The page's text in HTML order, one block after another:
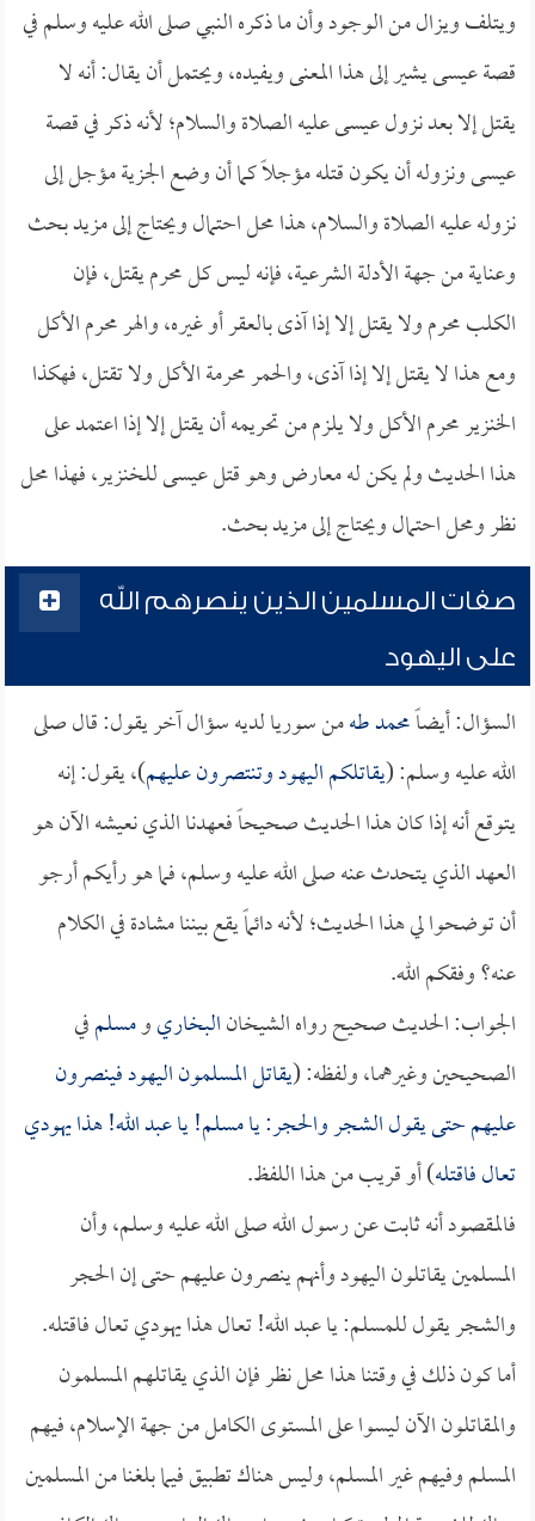
ويتلف ويزال من الوجود وأن ما ذكره النبي صلى الله عليه وسلم في
قصة عيسى يشير إلى هذا المعنى ويفيده، ويحتمل أن يقال: أنه لا
يقتل إلا بعد نزول عيسى عليه الصلاة والسلام؛ لأنه ذكر في قصة
عيسى ونزوله أن يكون قتله مؤجلاً كما أن وضع الجزية مؤجل إلى
نزوله عليه الصلاة والسلام، هذا محل احتمال ويحتاج إلى مزيد بحث
وعناية من جهة الأدلة الشرعية، فإنه ليس كل محرم يقتل، فإن
الكلب محرم ولا يقتل إلا إذا آذى بالعقر أو غيره، والهر محرم الأكل
ومع هذا لا يقتل إلا إذا آذى، والحمر محرمة الأكل ولا تقتل، فهكذا
الخنزير محرم الأكل ولا يلزم من تحريمه أن يقتل إلا إذا اعتمد على
هذا الحديث ولم يكن له معارض وهو قتل عيسى للخنزير، فهذا محل
نظر ومحل احتمال ويحتاج إلى مزيد بحث.
صفات المسلمين الذين ينصرهم الله
على اليهود
السؤال: أيضاًمحمد طهمن سوريا لديه سؤال آخر يقول: قال صلى
الله عليه وسلم: (يقاتلكم اليهود وتنتصرون عليهم)، يقول: إنه
يتوقع أنه إذا كان هذا الحديث صحيحاً فعهدنا الذي نعيشه الآن هو
العهد الذي يتحدث عنه صلى الله عليه وسلم، فما هو رأيكم أرجو
أن توضحوا لي هذا الحديث؛ لأنه دائماً يقع بيننا مشادة في الكلام
عنه؟ وفقكم الله.
الجواب: الحديث صحيح رواه الشيخانالبخاريومسلمفي
الصحيحين وغيرهما، ولفظه: (يقاتل المسلمون اليهود فينصرون
عليهم حتى يقول الشجر والحجر: يا مسلم! يا عبد الله! هذا يهودي
تعال فاقتله) أو قريب من هذا اللفظ.
فالمقصود أنه ثابت عن رسول الله صلى الله عليه وسلم، وأن
المسلمين يقاتلون اليهود وأنهم ينصرون عليهم حتى إن الحجر
والشجر يقول للمسلم: يا عبد الله! تعال هذا يهودي تعال فاقتله.
أما كون ذلك في وقتنا هذا محل نظر فإن الذي يقاتلهم المسلمون
والمقاتلون الآن ليسوا على المستوى الكامل من جهة الإسلام، فيهم
المسلم وفيهم غير المسلم، وليس هناك تطبيق فيما بلغنا من المسلمين